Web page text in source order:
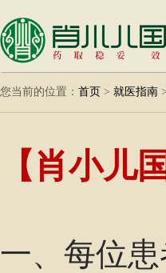
您当前的位置： 首页 > 就医指南 >
【肖小儿
一、每位